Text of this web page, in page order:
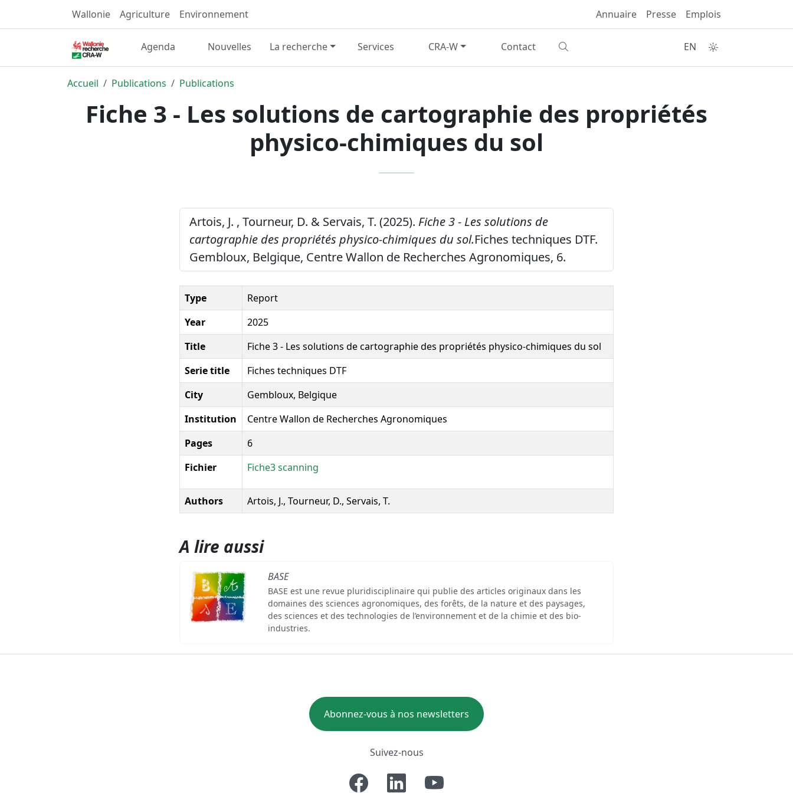
Wallonie Agriculture Environnement Annuaire Presse Emplois
Agenda Nouvelles La recherche Services CRA-W Contact EN
Accueil Publications Publications
Fiche 3 - Les solutions de cartographie des propriétés
physico-chimiques du sol
Artois, J. , Tourneur, D. & Servais, T. (2025). Fiche 3 - Les solutions de
cartographie des propriétés physico-chimiques du sol.Fiches techniques DTF.
Gembloux, Belgique, Centre Wallon de Recherches Agronomiques, 6.
Type
Report
Year
2025
Title
Fiche 3 - Les solutions de cartographie des propriétés physico-chimiques du sol
Serie title
Fiches techniques DTF
City
Gembloux, Belgique
Institution
Centre Wallon de Recherches Agronomiques
Pages
6
Fichier
Fiche3 scanning
Authors Artois, J., Tourneur, D., Servais, T.
A lire aussi
BASE
BASE est une revue pluridisciplinaire qui publie des articles originaux dans les
domaines des sciences agronomiques, des forêts, de la nature et des paysages,
des sciences et des technologies de l’environnement et de la chimie et des bio-
industries.
Abonnez-vous à nos newsletters
Suivez-nous